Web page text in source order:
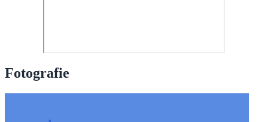
Fotografie